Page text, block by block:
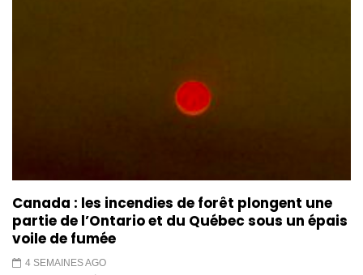
Canada : les incendies de forêt plongent une
partie de l’Ontario et du Québec sous un épais
voile de fumée
4 SEMAINES AGO